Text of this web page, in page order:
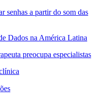
senhas a partir do som das
Dados na América Latina
preocupa especialistas